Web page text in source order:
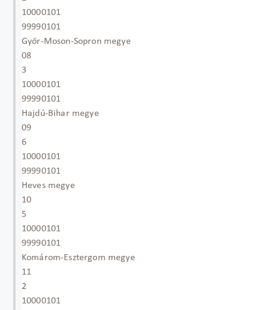
10000101
99990101
Győr-Moson-Sopron megye
08
3
10000101
99990101
Hajdú-Bihar megye
09
6
10000101
99990101
Heves megye
10
5
10000101
99990101
Komárom-Esztergom megye
11
2
10000101